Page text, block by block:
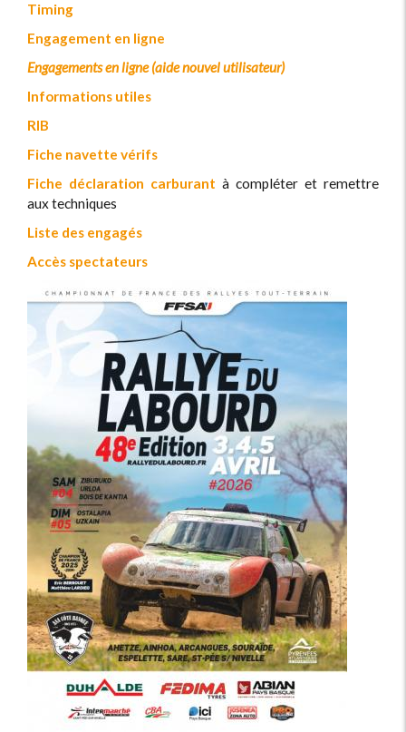
Timing
Engagement en ligne
Engagements en ligne (aide nouvel utilisateur)
Informations utiles
RIB
Fiche navette vérifs
Fiche déclaration carburant à compléter et remettre
aux techniques
Liste des engagés
Accès spectateurs